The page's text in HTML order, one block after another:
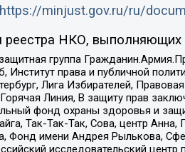
https://minjust.gov.ru/ru/
реестра НКО, выполняющих
группа
Институт права и публичной
Лига Избирателей,
Линия, В защиту прав
фонд охраны здоровья и
Так-Так-Так, Сова, центр
Фонд имени Андрея Рылькова,
исследовательский